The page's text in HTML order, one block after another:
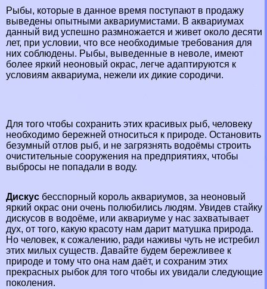
Рыбы, которые в данное время поступают в продажу
выведены опытными аквариумистами. В аквариумах
данный вид успешно размножается и живет около десяти
лет, при условии, что все необходимые требования для
них соблюдены. Рыбы, выведенные в неволе, имеют
более яркий неоновый окрас, легче адаптируются к
условиям аквариума, нежели их дикие сородичи.
Для того чтобы сохранить этих красивых рыб, человеку
необходимо бережней относиться к природе. Остановить
безумный отлов рыб, и не загрязнять водоёмы строить
очистительные сооружения на предприятиях, чтобы
выбросы не попадали в воду.
Дискус бесспopный король аквариумов, за неоновый
яркий окрас они очень полюбились людям. Увидев стайку
дискусов в водоёме, или аквариуме у нас захватывает
дух, от того, какую красоту нам дарит матушка природа.
Но человек, к сожалению, ради наживы чуть не истребил
этих милых существ. Давайте будем бережливее к
природе и тому что она нам даёт, и сохраним этих
прекрасных рыбок для того чтобы их увидали следующие
поколения.